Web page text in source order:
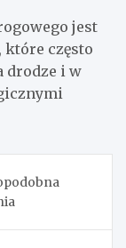
jest
często
drodze i w